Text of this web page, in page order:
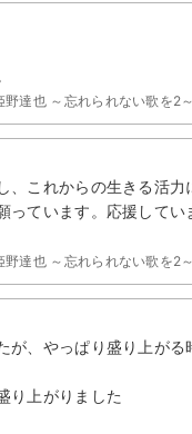
達也 ～忘れられない歌を2～
これからの生きる活力
ています。応援してい
達也 ～忘れられない歌を2～
、やっぱり盛り上が
り上がりました